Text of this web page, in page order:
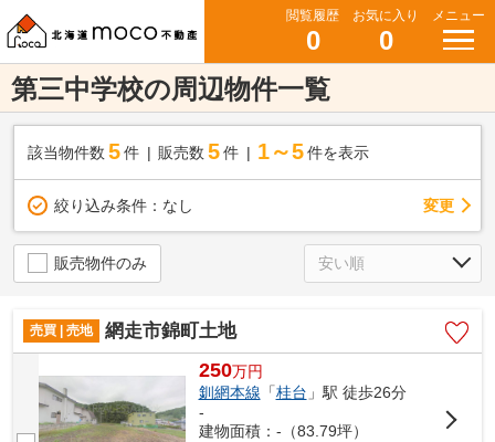
閲覧履歴
0
お気に入り
0
メニュー
第三中学校の周辺物件一覧
該当物件数 5件 販売数 5 件 1～5 件を表示
絞り込み条件： なし 変更
販売物件のみ
売買 | 売地 網走市錦町土地
250万円
釧網本線 「桂台 」駅 徒歩26分
-
建物面積：-（83.79坪）